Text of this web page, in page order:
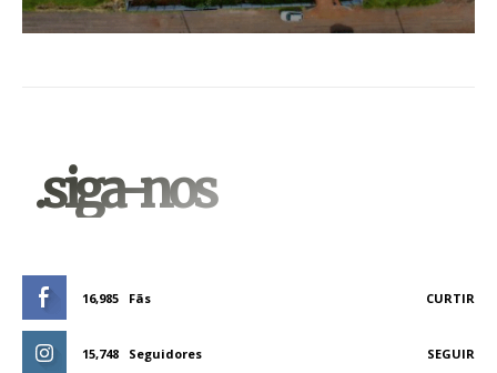
.siga-nos
16,985 Fãs CURTIR
15,748 Seguidores SEGUIR